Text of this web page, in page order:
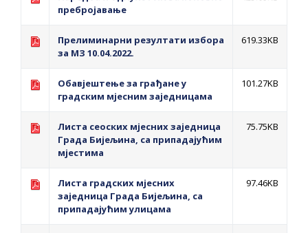
ПРЕЛИМИНАРНA РАНГ ЛИСТA
НА ГРАДСКИ МЈЕСЕЧНИ БОРАЧКИ
ВОЈСКЕ РЕПУБЛИКЕ СРПСКЕ У СТАЊУ
СОЦИЈАЛНЕ ПОТРЕБЕ
ЈАВНИ ПОЗИВ ЗА НАЈЉЕПШЕ УРЕЂЕНО
ДВОРИШТЕ ИНДИВИДУАЛНИХ
ДОМАЋИНСТАВА, ДВОРИШТЕ
ЗАЈЕДНИЦА ЕТАЖНИХ ВЛАСНИКА И ЈАВНИ
ПРОСТОР У МЈЕСНИМ ЗАЈЕДНИЦАМА НА
пребројавање
Прелиминарни резултати избора
за МЗ 10.04.2022.
619.33KB
Обавјештење за грађане у
градским мјесним заједницама
101.27KB
Листа сеоских мјесних заједница
Града Бијељина, са припадајућим
мјестима
75.75KB
Листа градских мјесних
заједница Града Бијељина, са
припадајућим улицама
97.46KB